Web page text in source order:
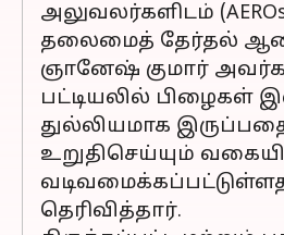
அலுவலர்களிடம்
தலைமைத் தேர்தல்
ஞானேஷ் குமார்
பட்டியலில் பிழைகள்
துல்லியமாக
உறுதிசெய்யும்
தெரிவித்தார்.